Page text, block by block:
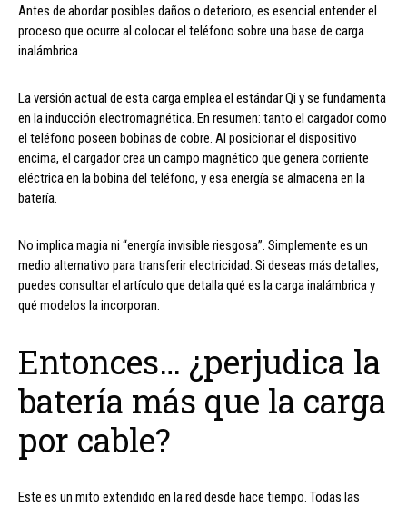
Antes de abordar posibles daños o deterioro, es esencial entender el
proceso que ocurre al colocar el teléfono sobre una base de carga
inalámbrica.
La versión actual de esta carga emplea el estándar Qi y se fundamenta
en la inducción electromagnética. En resumen: tanto el cargador como
el teléfono poseen bobinas de cobre. Al posicionar el dispositivo
encima, el cargador crea un campo magnético que genera corriente
eléctrica en la bobina del teléfono, y esa energía se almacena en la
batería.
No implica magia ni “energía invisible riesgosa”. Simplemente es un
medio alternativo para transferir electricidad. Si deseas más detalles,
puedes consultar el artículo que detalla qué es la carga inalámbrica y
qué modelos la incorporan.
Entonces… ¿perjudica la
batería más que la carga
por cable?
Este es un mito extendido en la red desde hace tiempo. Todas las